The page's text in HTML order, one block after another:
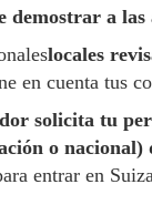
demostrar a
locales
en cuenta tus
solicita tu
o nacional)
entrar en